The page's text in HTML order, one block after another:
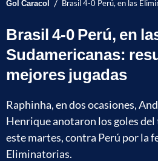
Gol Caracol / Brasil 4-0 Perú, en las
Brasil 4-0 Perú, en
Sudamericanas:
mejores jugadas
Raphinha, en dos ocasiones,
Henrique anotaron los goles
este martes, contra Perú por la
Eliminatorias.